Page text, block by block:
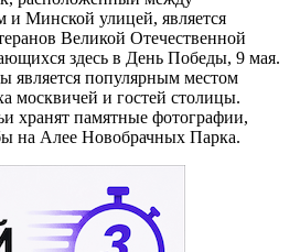
и Минской улицей, является
Великой Отечественной
здесь в День Победы, 9 мая.
является популярным местом
москвичей и гостей столицы.
хранят памятные фотографии,
на Алее Новобрачных Парка.